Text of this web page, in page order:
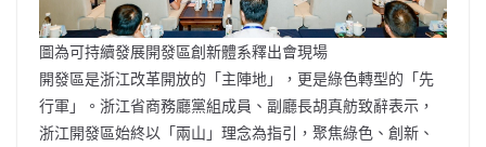
圖為可持續發展開發區創新體系釋出會現場
開發區是浙江改革開放的「主陣地」，更是綠色轉型的「先
行軍」。浙江省商務廳黨組成員、副廳長胡真舫致辭表示，
浙江開發區始終以「兩山」理念為指引，聚焦綠色、創新、